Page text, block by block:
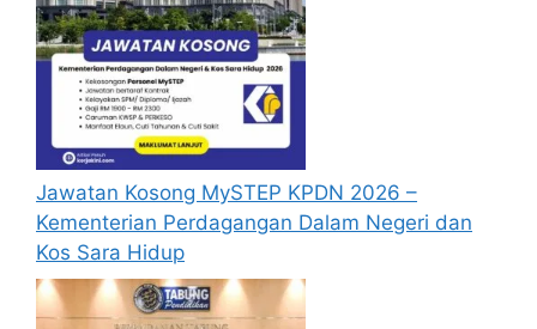
yang dipohon, gambar berukuran
passport serta salinan sijil-sijil berkaitan)
semasa membuat permohonan.
Pemohon yang telah mendaftar dan
memohon jawatan yang disenaraikan
tidak perlu lagi memohon semula
sekiranya tempoh permohonan masih
sah.
Sebelum membuat permohonan sila
pastikan anda login/register dan mengisi
segala maklumat yang diminta dengan
Jawatan Kosong MySTEP KPDN 2026 –
Kementerian Perdagangan Dalam Negeri dan
Kos Sara Hidup